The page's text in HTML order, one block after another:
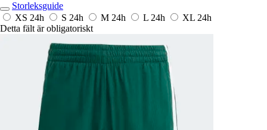
Storleksguide
XS 24h S 24h M 24h L 24h XL 24h
Detta fält är obligatoriskt